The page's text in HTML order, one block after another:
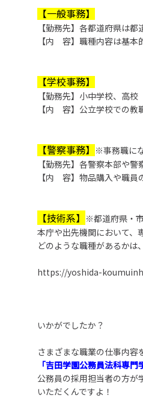
【一般事務】
【勤務先】各都道府県は
【内 容】職種内容は基本
【学校事務】
【勤務先】小中学校、高校
【内 容】公立学校での教
【警察事務】 ※事務職に
【勤務先】各警察本部や警
【内 容】物品購入や職員
【技術系】 ※都道府県・
本庁や出先機関において、
どのような職種があるかは
https://yoshida-
いかがでしたか？
さまざまな職業の仕事内容
「吉田学園公務員法科専門
公務員の採用担当者の方が
いただくんですよ！